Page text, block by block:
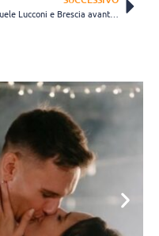
Manuele Lucconi e Brescia avanti insieme: “Qui ho trovato la mia condizione ideale”